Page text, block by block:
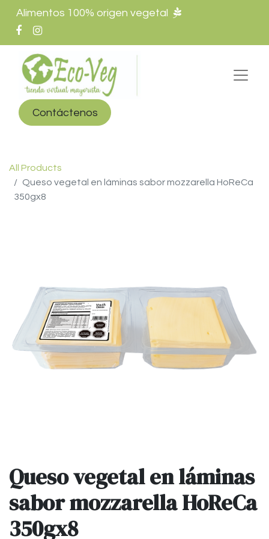
Alimentos 100% origen vegetal
Contáctenos
All Products
Queso vegetal en láminas sabor mozzarella HoReCa
350gx8
Queso vegetal en láminas
sabor mozzarella HoReCa
350gx8